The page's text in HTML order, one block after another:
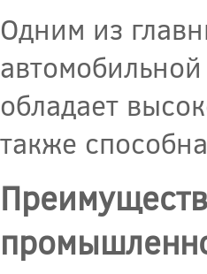
Одним из
обладает
также